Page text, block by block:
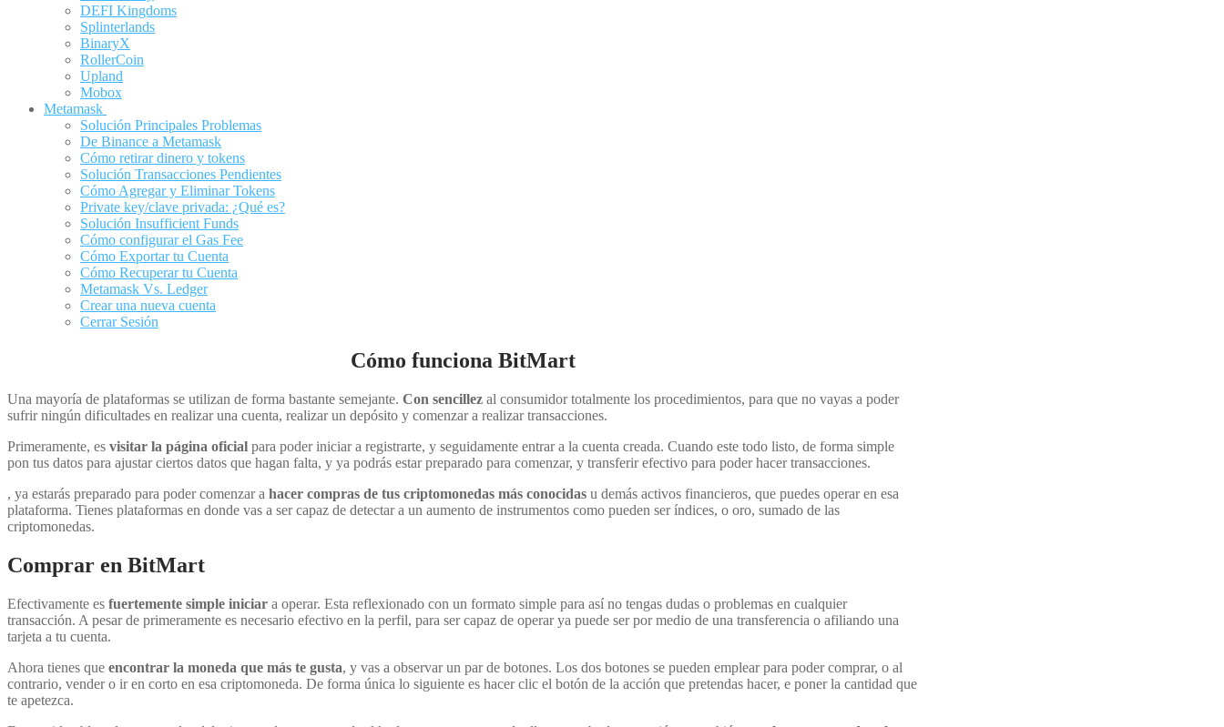
DEFI Kingdoms
Splinterlands
BinaryX
RollerCoin
Upland
Mobox
Metamask
Solución Principales Problemas
De Binance a Metamask
Cómo retirar dinero y tokens
Solución Transacciones Pendientes
Cómo Agregar y Eliminar Tokens
Private key/clave privada: ¿Qué es?
Solución Insufficient Funds
Cómo configurar el Gas Fee
Cómo Exportar tu Cuenta
Cómo Recuperar tu Cuenta
Metamask Vs. Ledger
Crear una nueva cuenta
Cerrar Sesión
Cómo funciona BitMart
Una mayoría de plataformas se utilizan de forma bastante semejante. Con sencillez al consumidor totalmente los procedimientos, para que no vayas a poder
sufrir ningún dificultades en realizar una cuenta, realizar un depósito y comenzar a realizar transacciones.
Primeramente, es visitar la página oficial para poder iniciar a registrarte, y seguidamente entrar a la cuenta creada. Cuando este todo listo, de forma simple
pon tus datos para ajustar ciertos datos que hagan falta, y ya podrás estar preparado para comenzar, y transferir efectivo para poder hacer transacciones.
, ya estarás preparado para poder comenzar a hacer compras de tus criptomonedas más conocidas u demás activos financieros, que puedes operar en esa
plataforma. Tienes plataformas en donde vas a ser capaz de detectar a un aumento de instrumentos como pueden ser índices, o oro, sumado de las
criptomonedas.
Comprar en BitMart
Efectivamente es fuertemente simple iniciar a operar. Esta reflexionado con un formato simple para así no tengas dudas o problemas en cualquier
transacción. A pesar de primeramente es necesario efectivo en la perfil, para ser capaz de operar ya puede ser por medio de una transferencia o afiliando una
tarjeta a tu cuenta.
Ahora tienes que encontrar la moneda que más te gusta, y vas a observar un par de botones. Los dos botones se pueden emplear para poder comprar, o al
contrario, vender o ir en corto en esa criptomoneda. De forma única lo siguiente es hacer clic el botón de la acción que pretendas hacer, e poner la cantidad que
te apetezca.